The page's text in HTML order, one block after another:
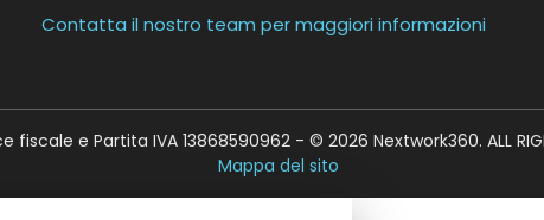
Contatta il nostro team per maggiori informazioni
e Partita IVA 13868590962 - © 2026 Nextwork360. ALL
Mappa del sito